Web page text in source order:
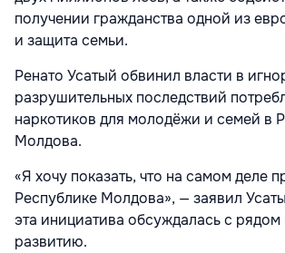
получении гражданства одной из
и защита семьи.
Ренато Усатый обвинил власти в
разрушительных последствий
наркотиков для молодёжи и семей в
Молдова.
«Я хочу показать, что на самом деле
Республике Молдова», — заявил
эта инициатива обсуждалась с рядом
развитию.